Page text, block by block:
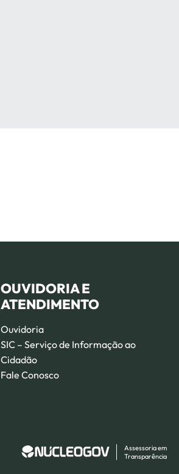
OUVIDORIA E
ATENDIMENTO
Ouvidoria
SIC – Serviço de Informação ao
Cidadão
Fale Conosco
Assessoria em
Transparência